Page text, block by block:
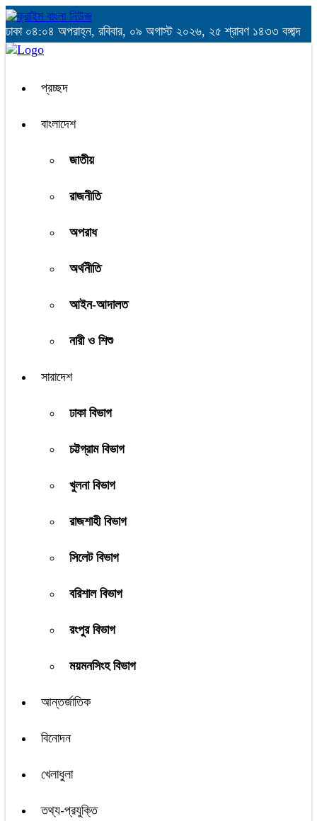
ঢাকা ০৪:০৪ অপরাহ্ন, রবিবার, ০৯ অগাস্ট ২০২৬, ২৫ শ্রাবণ ১৪৩৩ বঙ্গাব্দ
প্রচ্ছদ
বাংলাদেশ
জাতীয়
রাজনীতি
অপরাধ
অর্থনীতি
আইন-আদালত
নারী ও শিশু
সারাদেশ
ঢাকা বিভাগ
চট্টগ্রাম বিভাগ
খুলনা বিভাগ
রাজশাহী বিভাগ
সিলেট বিভাগ
বরিশাল বিভাগ
রংপুর বিভাগ
ময়মনসিংহ বিভাগ
আন্তর্জাতিক
বিনোদন
খেলাধুলা
তথ্য-প্রযুক্তি